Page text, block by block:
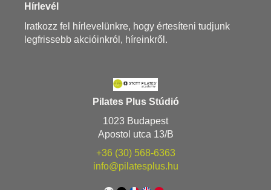
Hírlevél
Iratkozz fel hírlevelünkre, hogy értesíteni tudjunk
legfrissebb akcióinkról, híreinkről.
Pilates Plus Stúdió
1023 Budapest
Apostol utca 13/B
+36 (30) 568-6363
info@pilatesplus.hu